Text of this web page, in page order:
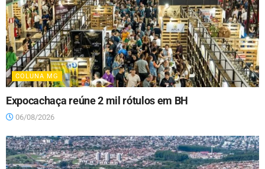
COLUNA MG
Expocachaça reúne 2 mil rótulos em BH
06/08/2026